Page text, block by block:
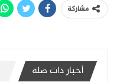
مشاركة
أخبار ذات صلة